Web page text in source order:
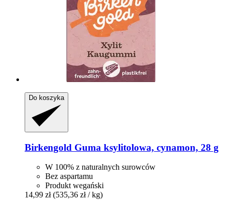
Do koszyka
Birkengold Guma ksylitolowa, cynamon, 28 g
W 100% z naturalnych surowców
Bez aspartamu
Produkt wegański
14,99 zł (535,36 zł / kg)